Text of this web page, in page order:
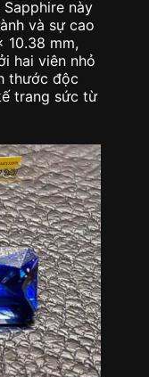
này
và sự cao
10.38 mm,
hai viên nhỏ
thước độc
trang sức từ